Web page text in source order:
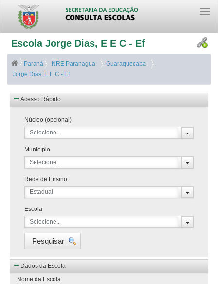
Escola Jorge Dias, E E C - Ef
Paraná NRE Paranagua
Guaraquecaba
Jorge Dias, E E C - Ef
Acesso Rápido
Núcleo (opcional)
Selecione...
Município
Selecione...
Rede de Ensino
Estadual
Escola
Selecione...
Pesquisar
Dados da Escola
Nome da Escola: